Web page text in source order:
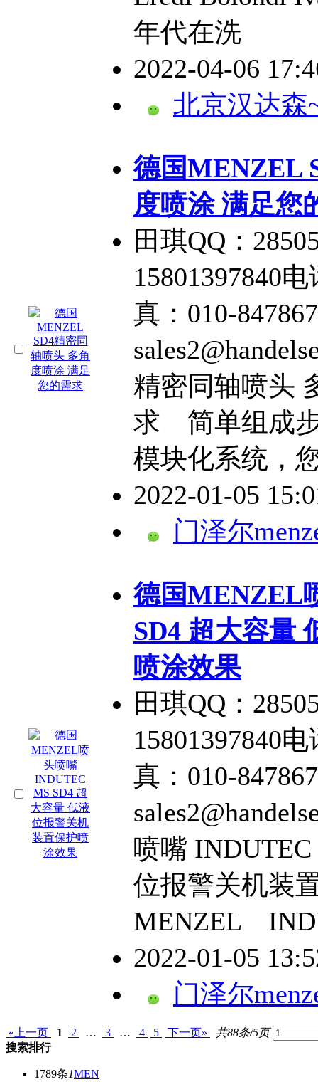
年代在洗
2022-04-06
北京汉达森
德国MENZEL
度喷涂 满足您
田琪QQ：
15801397840
真：010-
精密同轴喷头
求 简单组成
模块化系统，
2022-01-05
门泽尔
德国MENZEL
SD4 超大容量
喷涂效果
田琪QQ：
15801397840
真：010-
喷嘴
位报警关机装
MENZEL
2022-01-05
门泽尔
«上一页 1 2 … 3 … 4 5 下一页»
共88条/5页
搜索排行
1789条1MEN